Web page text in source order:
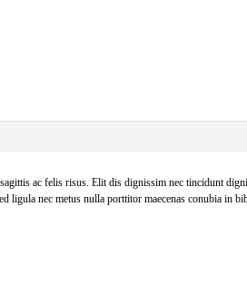
ac felis risus. Elit dis dignissim nec tincidunt
ligula nec metus nulla porttitor maecenas conubia in